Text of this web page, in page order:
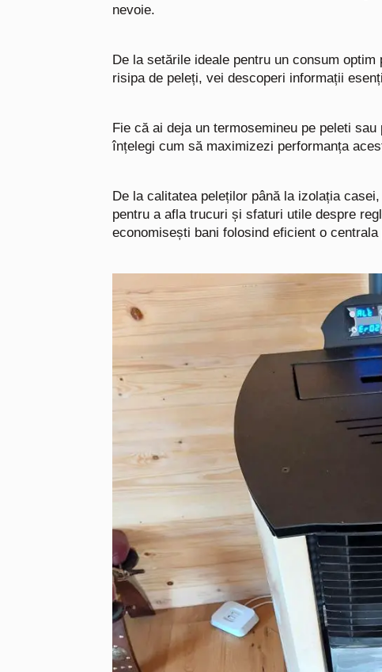
nevoie.
De la setările ideale pentru un consum
risipa de peleți, vei descoperi informații
Fie că ai deja un termosemineu pe peleti
înțelegi cum să maximizezi performanța
De la calitatea peleților până la izolația
pentru a afla trucuri și sfaturi utile despre
economisești bani folosind eficient o